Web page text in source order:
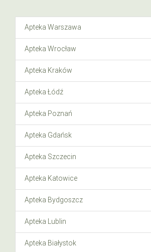
Apteka Warszawa
Apteka Wrocław
Apteka Kraków
Apteka Łódź
Apteka Poznań
Apteka Gdańsk
Apteka Szczecin
Apteka Katowice
Apteka Bydgoszcz
Apteka Lublin
Apteka Białystok